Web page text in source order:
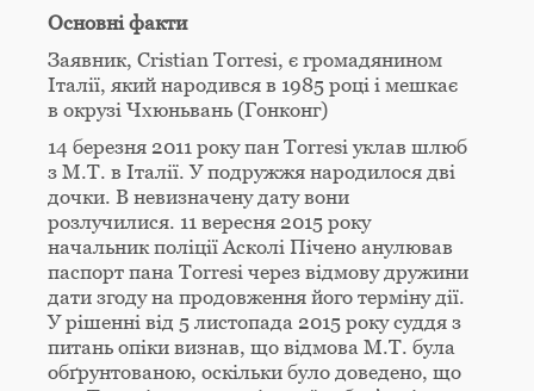
Основні факти
Заявник, Cristian Torresi, є громадянином
Італії, який народився в 1985 році і мешкає
в окрузі Чхюньвань (Гонконг)
14 березня 2011 року пан Torresi уклав шлюб
з М.Т. в Італії. У подружжя народилося дві
дочки. В невизначену дату вони
розлучилися. 11 вересня 2015 року
начальник поліції Асколі Пічено анулював
паспорт пана Torresi через відмову дружини
дати згоду на продовження його терміну дії.
У рішенні від 5 листопада 2015 року суддя з
питань опіки визнав, що відмова М.Т. була
обґрунтованою, оскільки було доведено, що